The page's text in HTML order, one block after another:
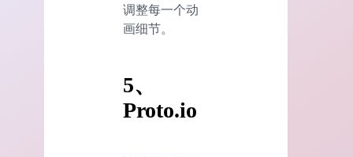
调整每一个动
画细节。
5、
Proto.io